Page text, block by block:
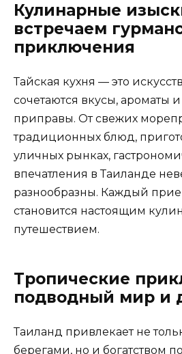
Кулинарные
встречаем
приключения
Тайская кухня — это
сочетаются вкусы, ароматы
приправы. От свежих
традиционных блюд,
уличных рынках,
впечатления в Таиланде
разнообразны. Каждый
становится настоящим
путешествием.
Тропические
подводный мир и
Таиланд привлекает не
берегами, но и богатством